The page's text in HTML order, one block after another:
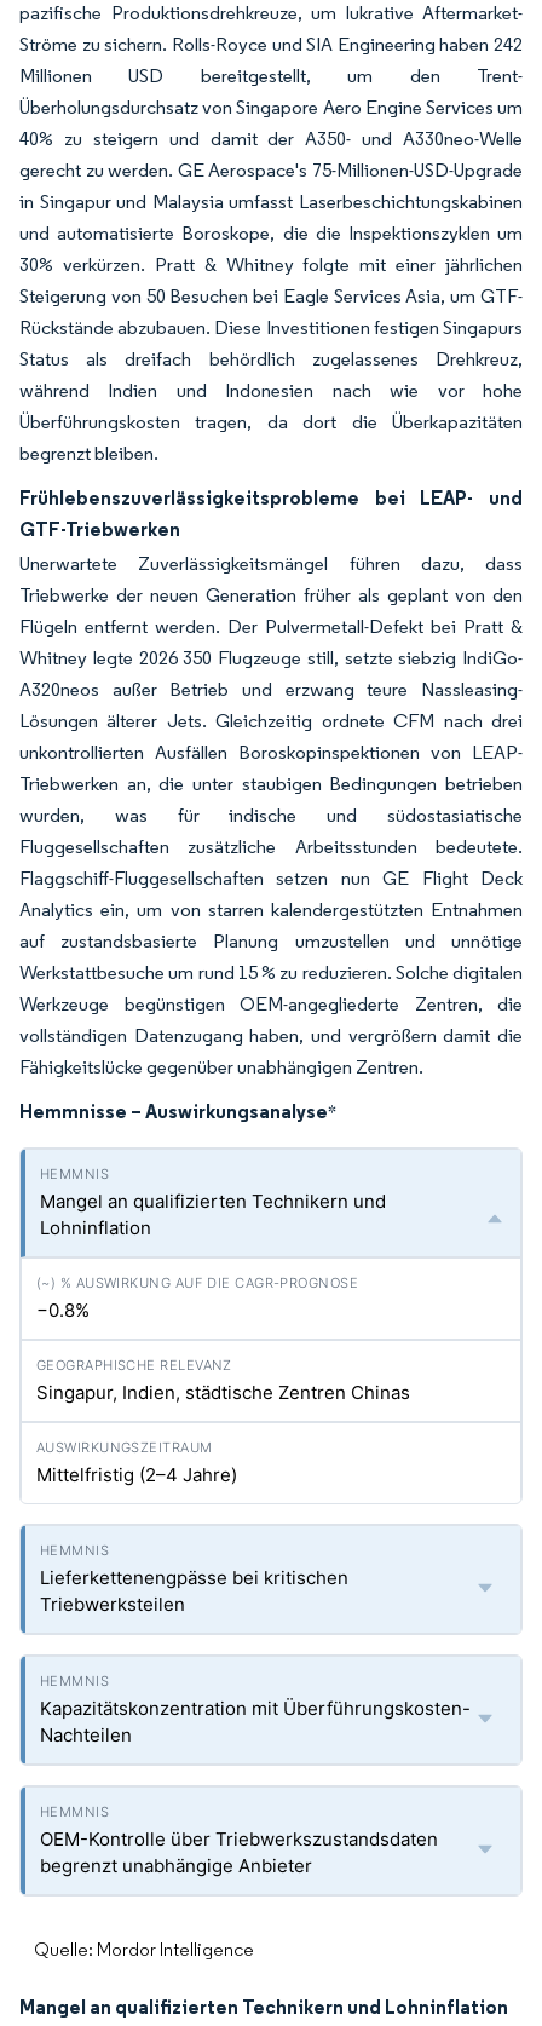
pazifische Produktionsdrehkreuze, um lukrative Aftermarket-
Ströme zu sichern. Rolls-Royce und SIA Engineering haben 242
Millionen USD bereitgestellt, um den Trent-
Überholungsdurchsatz von Singapore Aero Engine Services um
40% zu steigern und damit der A350- und A330neo-Welle
gerecht zu werden. GE Aerospace's 75-Millionen-USD-Upgrade
in Singapur und Malaysia umfasst Laserbeschichtungskabinen
und automatisierte Boroskope, die die Inspektionszyklen um
30% verkürzen. Pratt & Whitney folgte mit einer jährlichen
Steigerung von 50 Besuchen bei Eagle Services Asia, um GTF-
Rückstände abzubauen. Diese Investitionen festigen Singapurs
Status als dreifach behördlich zugelassenes Drehkreuz,
während Indien und Indonesien nach wie vor hohe
Überführungskosten tragen, da dort die Überkapazitäten
begrenzt bleiben.
Frühlebenszuverlässigkeitsprobleme bei LEAP- und
GTF-Triebwerken
Unerwartete Zuverlässigkeitsmängel führen dazu, dass
Triebwerke der neuen Generation früher als geplant von den
Flügeln entfernt werden. Der Pulvermetall-Defekt bei Pratt &
Whitney legte 2026 350 Flugzeuge still, setzte siebzig IndiGo-
A320neos außer Betrieb und erzwang teure Nassleasing-
Lösungen älterer Jets. Gleichzeitig ordnete CFM nach drei
unkontrollierten Ausfällen Boroskopinspektionen von LEAP-
Triebwerken an, die unter staubigen Bedingungen betrieben
wurden, was für indische und südostasiatische
Fluggesellschaften zusätzliche Arbeitsstunden bedeutete.
Flaggschiff-Fluggesellschaften setzen nun GE Flight Deck
Analytics ein, um von starren kalendergestützten Entnahmen
auf zustandsbasierte Planung umzustellen und unnötige
Werkstattbesuche um rund 15 % zu reduzieren. Solche digitalen
Werkzeuge begünstigen OEM-angegliederte Zentren, die
vollständigen Datenzugang haben, und vergrößern damit die
Fähigkeitslücke gegenüber unabhängigen Zentren.
Hemmnisse – Auswirkungsanalyse*
Mangel an qualifizierten Technikern und
Lohninflation
−0.8%
Singapur, Indien, städtische Zentren Chinas
Mittelfristig (2–4 Jahre)
Lieferkettenengpässe bei kritischen
Triebwerksteilen
Kapazitätskonzentration mit Überführungskosten-
Nachteilen
OEM-Kontrolle über Triebwerkszustandsdaten
begrenzt unabhängige Anbieter
Quelle: Mordor Intelligence
Mangel an qualifizierten Technikern und Lohninflation